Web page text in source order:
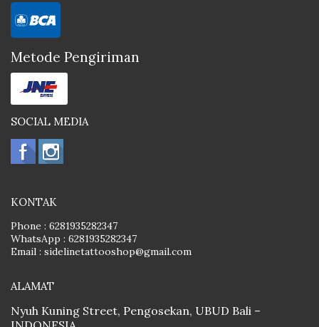
Metode Pengiriman
SOCIAL MEDIA
KONTAK
Phone : 6281935282347
WhatsApp : 6281935282347
Email : sidelinetattooshop@gmail.com
ALAMAT
Nyuh Kuning Street, Pengosekan, UBUD Bali –